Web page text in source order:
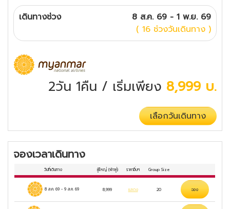
5ดาว
เดินทางช่วง
8 ส.ค. 69 - 1 พ.ย. 69
( 16 ช่วงวันเดินทาง )
2วัน 1คืน / เริ่มเพียง 8,999 บ.
เลือกวันเดินทาง
จองเวลาเดินทาง
วันที่เดินทาง ผู้ใหญ่ (พักคู่) ราคาอื่นๆ Group Size
8 ส.ค. 69 -9 ส.ค. 69 8,999 แสดง 20 จอง